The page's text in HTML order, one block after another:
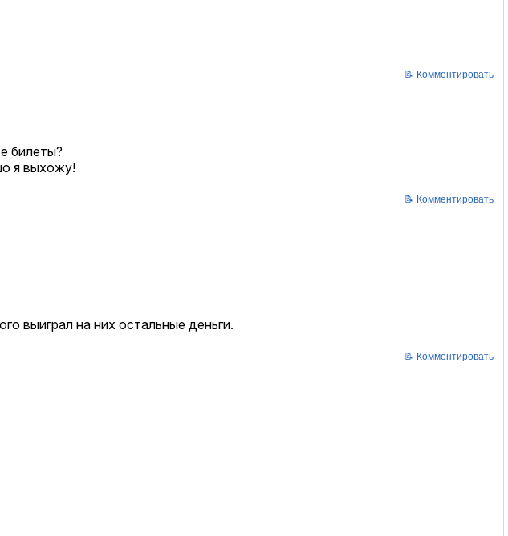
📝 Комментировать
билеты?
я выхожу!
📝 Комментировать
выиграл на них остальные деньги.
📝 Комментировать